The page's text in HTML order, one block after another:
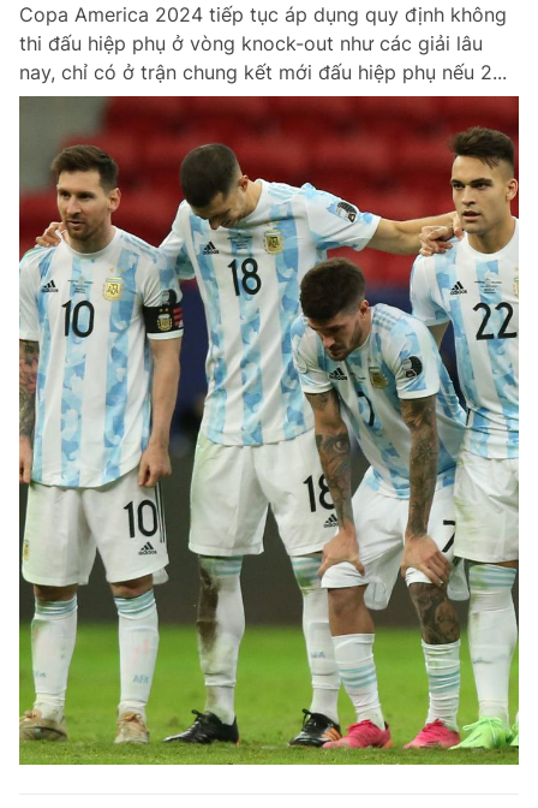
Copa America 2024 tiếp tục áp dụng quy định không
thi đấu hiệp phụ ở vòng knock-out như các giải lâu
nay, chỉ có ở trận chung kết mới đấu hiệp phụ nếu 2...